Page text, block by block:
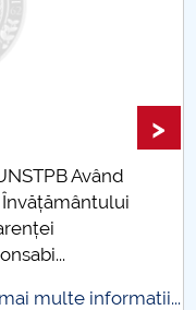
dizabilități
Pitești
2020-
Având
mai multe informatii...
>